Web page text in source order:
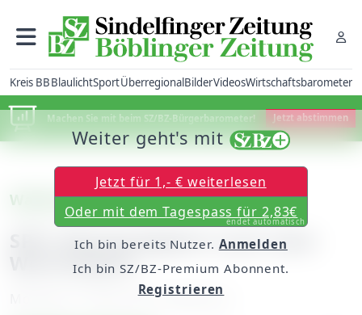
Kreis BBBlaulichtSportÜberregionalBilderVideosWirtschaftsbarometer
Machen Sie mit beim SZ/BZ-Bürgerbarometer! Jetzt abstimmen
Waldenbuch
SPD: Beständigkeit nach dem
Wechseljahr
Montag, 16. April 2012, 00:00 Uhr
Weiter geht's mit
Jetzt für 1,- € weiterlesen
Oder mit dem Tagespass für 2,83€
endet automatisch
Ich bin bereits Nutzer. Anmelden
Ich bin SZ/BZ-Premium Abonnent.
Registrieren